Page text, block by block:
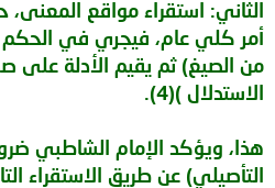
الثاني: استقراء مواقع
أمر كلي عام، فيجري في
من الصيغ) ثم يقيم الأدلة
الاستدلال )(4).
هذا، ويؤكد الإمام الشاطبي
التأصيلي) عن طريق الاستقراء